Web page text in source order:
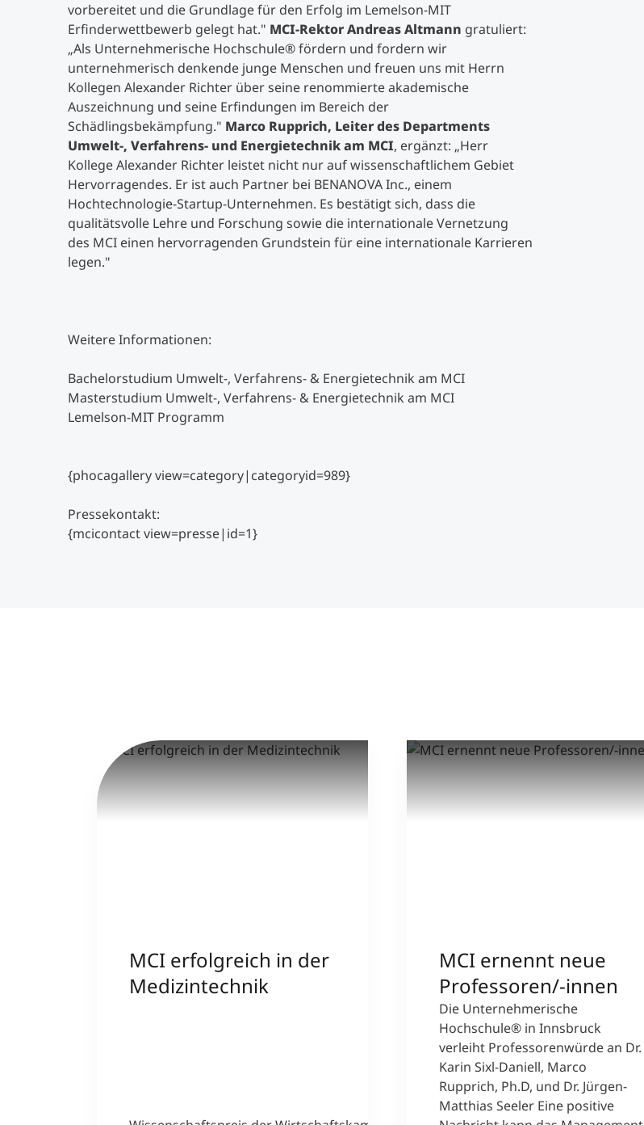
vorbereitet und die Grundlage für den Erfolg im Lemelson-MIT
Erfinderwettbewerb gelegt hat." MCI-Rektor Andreas Altmann gratuliert:
„Als Unternehmerische Hochschule®fördern und fordern wir
unternehmerisch denkende junge Menschen und freuen uns mit Herrn
Kollegen Alexander Richter über seine renommierte akademische
Auszeichnung und seine Erfindungen im Bereich der
Schädlingsbekämpfung." Marco Rupprich, Leiter des Departments
Umwelt-, Verfahrens- und Energietechnik am MCI, ergänzt: „Herr
Kollege Alexander Richter leistet nicht nur auf wissenschaftlichem Gebiet
Hervorragendes. Er ist auch Partner bei BENANOVA Inc., einem
Hochtechnologie-Startup-Unternehmen. Es bestätigt sich, dass die
qualitätsvolle Lehre und Forschung sowie die internationale Vernetzung
des MCI einen hervorragenden Grundstein für eine internationale Karrieren
legen."
Weitere Informationen:
Bachelorstudium Umwelt-, Verfahrens- & Energietechnik am MCI
Masterstudium Umwelt-, Verfahrens- & Energietechnik am MCI
Lemelson-MIT Programm
{phocagallery view=category|categoryid=989}
Pressekontakt:
{mcicontact view=presse|id=1}
MCI erfolgreich in der
Medizintechnik
MCI ernennt neue
Professoren/-innen
Die Unternehmerische
Hochschule® in Innsbruck
verleiht Professorenwürde an Dr.
Karin Sixl-Daniell, Marco
Rupprich, Ph.D, und Dr. Jürgen-
Matthias Seeler Eine positive